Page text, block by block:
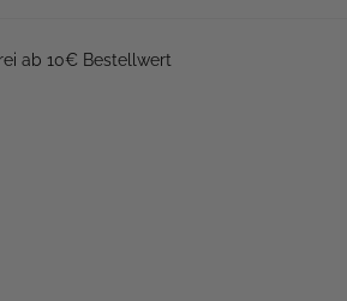
ab 10€ Bestellwert